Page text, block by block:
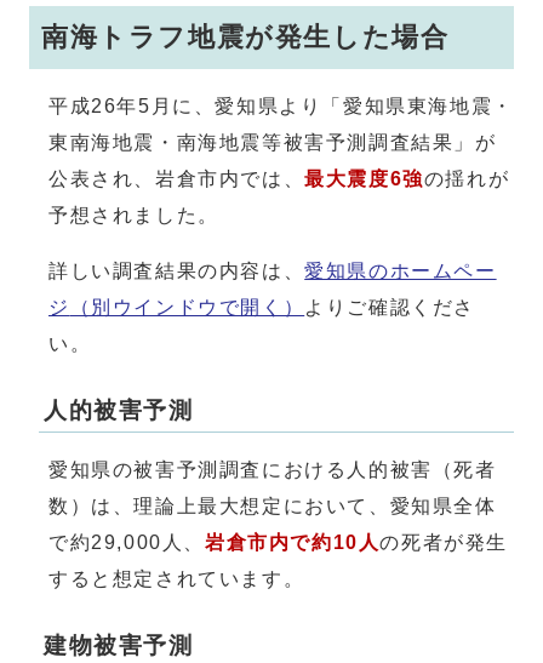
南海トラフ地震が発生した場合
平成26年5月に、愛知県より「愛知県東海地震・
東南海地震・南海地震等被害予測調査結果」が
公表され、岩倉市内では、最大震度6強の揺れが
予想されました。
詳しい調査結果の内容は、愛知県のホームペー
ジ
（別ウインドウで開く）
よりご確認くださ
い。
人的被害予測
愛知県の被害予測調査における人的被害（死者
数）は、理論上最大想定において、愛知県全体
で約29,000人、 岩倉市内で約10人の死者が発生
すると想定されています。
建物被害予測